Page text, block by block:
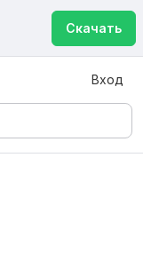
Скачать
Вход